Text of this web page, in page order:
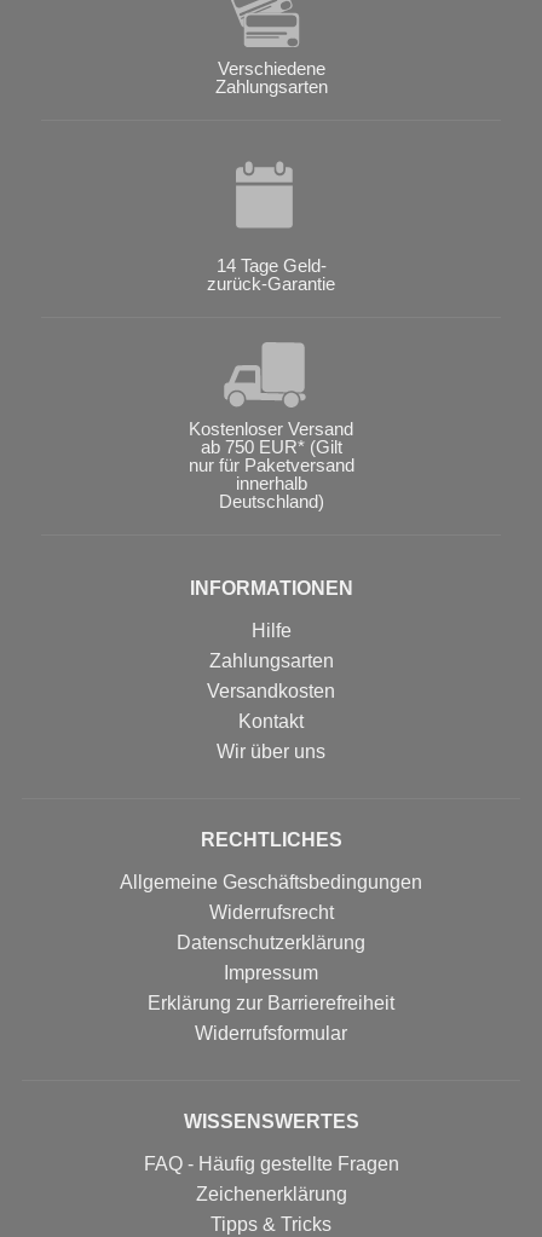
Verschiedene
Zahlungsarten
14 Tage Geld-
zurück-Garantie
Kostenloser Versand
ab 750 EUR* (Gilt
nur für Paketversand
innerhalb
Deutschland)
INFORMATIONEN
Hilfe
Zahlungsarten
Versandkosten
Kontakt
Wir über uns
RECHTLICHES
Allgemeine Geschäftsbedingungen
Widerrufsrecht
Datenschutzerklärung
Impressum
Erklärung zur Barrierefreiheit
Widerrufs­formular
WISSENSWERTES
FAQ - Häufig gestellte Fragen
Zeichenerklärung
Tipps & Tricks